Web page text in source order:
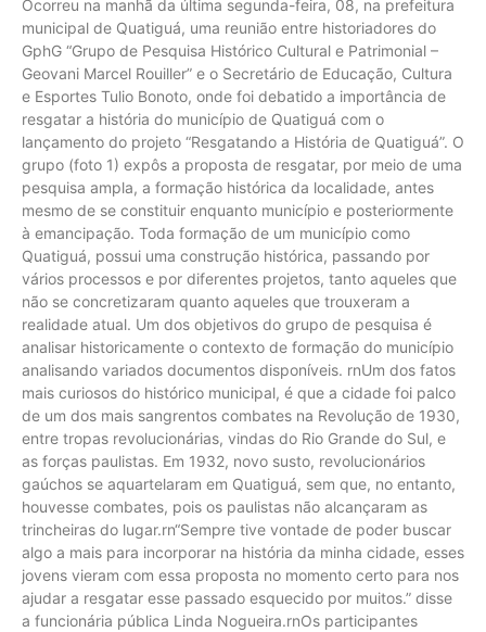
Ocorreu na manhã da última segunda-feira, 08, na prefeitura
municipal de Quatiguá, uma reunião entre historiadores do
GphG “Grupo de Pesquisa Histórico Cultural e Patrimonial –
Geovani Marcel Rouiller” e o Secretário de Educação, Cultura
e Esportes Tulio Bonoto, onde foi debatido a importância de
resgatar a história do município de Quatiguá com o
lançamento do projeto “Resgatando a História de Quatiguá”. O
grupo (foto 1) expôs a proposta de resgatar, por meio de uma
pesquisa ampla, a formação histórica da localidade, antes
mesmo de se constituir enquanto município e posteriormente
à emancipação. Toda formação de um município como
Quatiguá, possui uma construção histórica, passando por
vários processos e por diferentes projetos, tanto aqueles que
não se concretizaram quanto aqueles que trouxeram a
realidade atual. Um dos objetivos do grupo de pesquisa é
analisar historicamente o contexto de formação do município
analisando variados documentos disponíveis. rnUm dos fatos
mais curiosos do histórico municipal, é que a cidade foi palco
de um dos mais sangrentos combates na Revolução de 1930,
entre tropas revolucionárias, vindas do Rio Grande do Sul, e
as forças paulistas. Em 1932, novo susto, revolucionários
gaúchos se aquartelaram em Quatiguá, sem que, no entanto,
houvesse combates, pois os paulistas não alcançaram as
trincheiras do lugar.rn“Sempre tive vontade de poder buscar
algo a mais para incorporar na história da minha cidade, esses
jovens vieram com essa proposta no momento certo para nos
ajudar a resgatar esse passado esquecido por muitos.” disse
a funcionária pública Linda Nogueira.rnOs participantes